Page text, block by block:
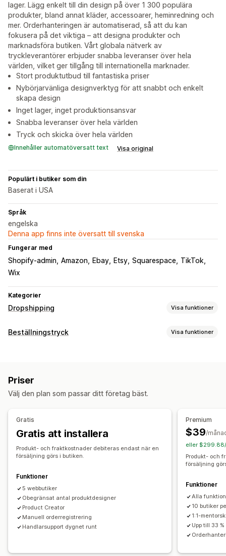
lager. Lägg enkelt till din design på över 1 300 populära
produkter, bland annat kläder, accessoarer, heminredning och
mer. Orderhanteringen är automatiserad, så att du kan
fokusera på det viktiga – att designa produkter och
marknadsföra butiken. Vårt globala nätverk av
tryckleverantörer erbjuder snabba leveranser över hela
världen, vilket ger tillgång till internationella marknader.
Stort produktutbud till fantastiska priser
Nybörjarvänliga designverktyg för att snabbt och enkelt
skapa design
Inget lager, inget produktionsansvar
Snabba leveranser över hela världen
Tryck och skicka över hela världen
Innehåller automatöversatt text Visa original
Populärt i butiker som din
Baserat i USA
Språk
engelska
Denna app finns inte översatt till svenska
Fungerar med
Shopify-admin Amazon Ebay Etsy Squarespace
TikTok
Wix
Kategorier
Dropshipping Visa funktioner
Vilka produkter du kan köpa in
Inköpsställen
Tjeckien
Beställningstryck Visa funktioner
Personlig anpassning
Leveransalternativ
Vit etikett
Global leverans
Priser
Välj den plan som passar ditt företag bäst.
Gratis
Gratis att installera
Produkt- och fraktkostnader debiteras endast när en
försäljning görs i butiken.
Funktioner
5 webbutiker
Obegränsat antal produktdesigner
Product Creator
Manuell orderregistrering
Handlarsupport dygnet runt
Premium
$39/
eller
Produkt- och
försäljning
Funktioner
Alla
10 butiker
1:1-
Upp till 33